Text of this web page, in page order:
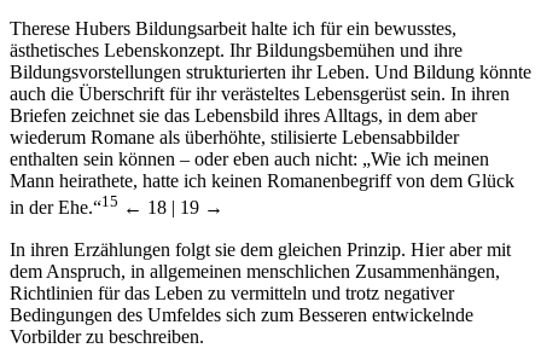
Therese Hubers Bildungsarbeit halte ich für ein bewusstes,
ästhetisches Lebenskonzept. Ihr Bildungsbemühen und ihre
Bildungsvorstellungen strukturierten ihr Leben. Und Bildung könnte
auch die Überschrift für ihr verästeltes Lebensgerüst sein. In ihren
Briefen zeichnet sie das Lebensbild ihres Alltags, in dem aber
wiederum Romane als überhöhte, stilisierte Lebensabbilder
enthalten sein können – oder eben auch nicht: „Wie ich meinen
Mann heirathete, hatte ich keinen Romanenbegriff von dem Glück
In ihren Erzählungen folgt sie dem gleichen Prinzip. Hier aber mit
dem Anspruch, in allgemeinen menschlichen Zusammenhängen,
Richtlinien für das Leben zu vermitteln und trotz negativer
Bedingungen des Umfeldes sich zum Besseren entwickelnde